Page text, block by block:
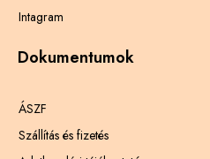
Intagram
Dokumentumok
ÁSZF
Szállítás és fizetés